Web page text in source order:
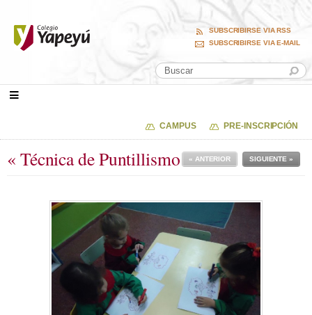
SUBSCRIBIRSE VIA RSS
SUBSCRIBIRSE VIA E-MAIL
CAMPUS PRE-INSCRIPCIÓN
« Técnica de Puntillismo SIGUIENTE »
« ANTERIOR